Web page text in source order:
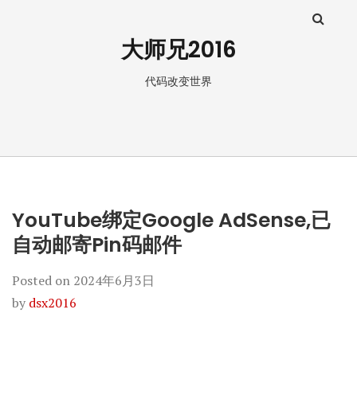
大师兄2016
代码改变世界
YouTube绑定Google AdSense,已
自动邮寄Pin码邮件
Posted on 2024年6月3日
by dsx2016